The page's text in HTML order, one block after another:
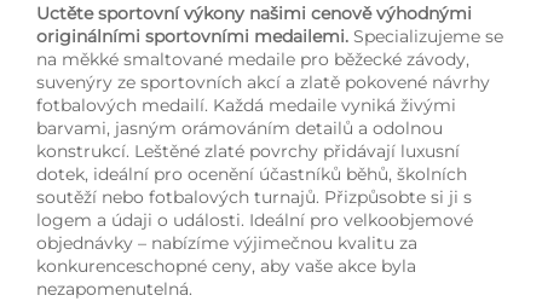
Uctěte sportovní výkony našimi cenově výhodnými
originálními sportovními medailemi. Specializujeme se
na měkké smaltované medaile pro běžecké závody,
suvenýry ze sportovních akcí a zlatě pokovené návrhy
fotbalových medailí. Každá medaile vyniká živými
barvami, jasným orámováním detailů a odolnou
konstrukcí. Leštěné zlaté povrchy přidávají luxusní
dotek, ideální pro ocenění účastníků běhů, školních
soutěží nebo fotbalových turnajů. Přizpůsobte si ji s
logem a údaji o události. Ideální pro velkoobjemové
objednávky – nabízíme výjimečnou kvalitu za
konkurenceschopné ceny, aby vaše akce byla
nezapomenutelná.